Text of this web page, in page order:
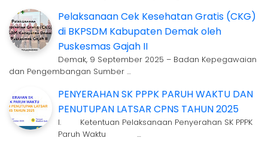
Pelaksanaan Cek Kesehatan Gratis (CKG)
di BKPSDM Kabupaten Demak oleh
Puskesmas Gajah II
Demak, 9 September 2025 – Badan Kepegawaian
dan Pengembangan Sumber …
PENYERAHAN SK PPPK PARUH WAKTU DAN
PENUTUPAN LATSAR CPNS TAHUN 2025
I. Ketentuan Pelaksanaan Penyerahan SK PPPK
Paruh Waktu …